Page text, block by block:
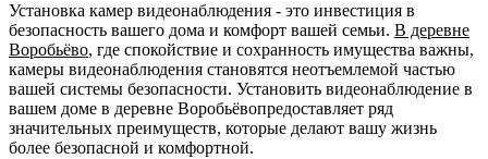
Установка камер видеонаблюдения - это инвестиция в
безопасность вашего дома и комфорт вашей семьи. В деревне
Воробьёво, где спокойствие и сохранность имущества важны,
камеры видеонаблюдения становятся неотъемлемой частью
вашей системы безопасности. Установить видеонаблюдение в
вашем доме в деревне Воробьёвопредоставляет ряд
значительных преимуществ, которые делают вашу жизнь
более безопасной и комфортной.